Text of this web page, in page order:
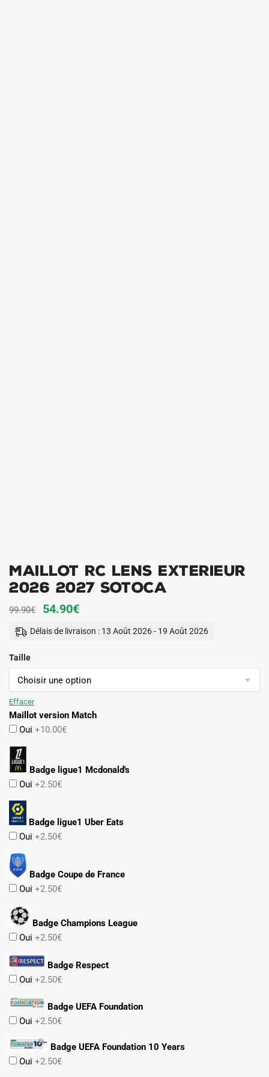
Maillot RC Lens Exterieur
2026 2027 Sotoca
99.90€
Le
prix
99.90€.
54.90€Le
prix
54.90€.
Délais de livraison : 13 Août 2026 - 19 Août 2026
Taille
Effacer
Maillot version Match
Oui +10.00€
Badge ligue1 Mcdonald's
Oui +2.50€
Badge ligue1 Uber Eats
Oui +2.50€
Badge Coupe de France
Oui +2.50€
Badge Champions League
Oui +2.50€
Badge Respect
Oui +2.50€
Badge UEFA Foundation
Oui +2.50€
Badge UEFA Foundation 10 Years
Oui +2.50€